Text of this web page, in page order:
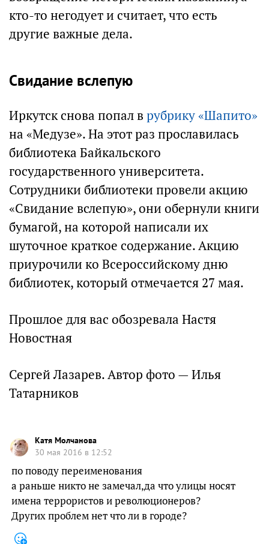
кто-то негодует и считает, что есть
другие важные дела.
Свидание вслепую
Иркутск снова попал в рубрику «Шапито»
на «Медузе». На этот раз прославилась
библиотека Байкальского
государственного университета.
Сотрудники библиотеки провели акцию
«Свидание вслепую», они обернули книги
бумагой, на которой написали их
шуточное краткое содержание. Акцию
приурочили ко Всероссийскому дню
библиотек, который отмечается 27 мая.
Прошлое для вас обозревала Настя
Новостная
Сергей Лазарев. Автор фото — Илья
Татарников
Катя Молчанова
30 мая 2016 в 12:52
по поводу переименования
а раньше никто не замечал,да что улицы носят
имена террористов и революционеров?
Других проблем нет что ли в городе?